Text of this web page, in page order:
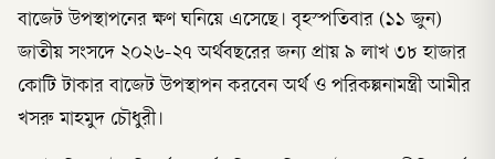
বাজেট উপস্থাপনের ক্ষণ ঘনিয়ে এসেছে। বৃহস্পতিবার (১১ জুন)
জাতীয় সংসদে ২০২৬-২৭ অর্থবছরের জন্য প্রায় ৯ লাখ ৩৮ হাজার
কোটি টাকার বাজেট উপস্থাপন করবেন অর্থ ও পরিকল্পনামন্ত্রী আমীর
খসরু মাহমুদ চৌধুরী।